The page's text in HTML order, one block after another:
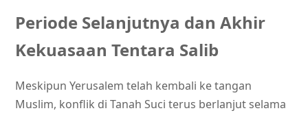
Periode Selanjutnya dan Akhir
Kekuasaan Tentara Salib
Meskipun Yerusalem telah kembali ke tangan
Muslim, konflik di Tanah Suci terus berlanjut selama